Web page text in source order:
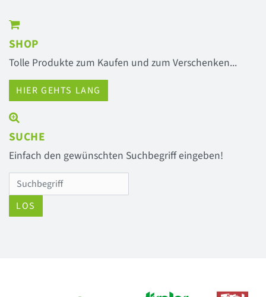
SHOP
Tolle Produkte zum Kaufen und zum Verschenken...
HIER GEHTS LANG
SUCHE
Einfach den gewünschten Suchbegriff eingeben!
LOS